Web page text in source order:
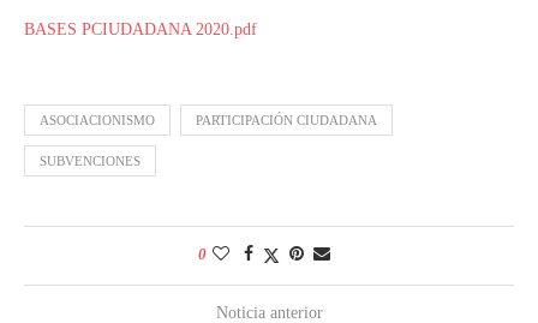
BASES PCIUDADANA 2020.pdf
ASOCIACIONISMO PARTICIPACIÓN CIUDADANA
SUBVENCIONES
0
Noticia anterior